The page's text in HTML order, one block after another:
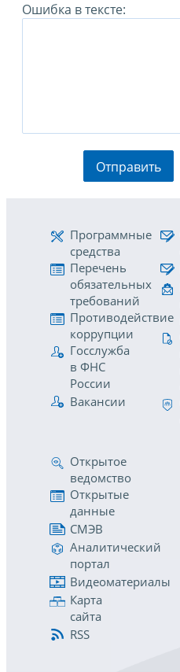
Ошибка в тексте:
Отправить
Программные
средства
Перечень
обязательных
требований
Противодействие
коррупции
Госслужба
в ФНС
России
Вакансии
Открытое
ведомство
Открытые
данные
СМЭВ
Аналитический
портал
Видеоматериалы
Карта
сайта
RSS